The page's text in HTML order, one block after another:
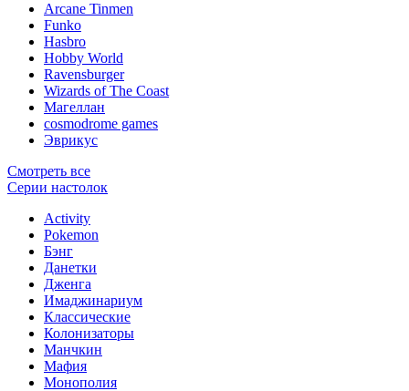
Arcane Tinmen
Funko
Hasbro
Hobby World
Ravensburger
Wizards of The Coast
Магеллан
сosmodrome games
Эврикус
Смотреть все
Серии настолок
Activity
Pokemon
Бэнг
Данетки
Дженга
Имаджинариум
Классические
Колонизаторы
Манчкин
Мафия
Монополия